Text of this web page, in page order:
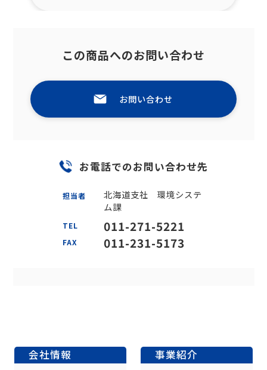
この商品へのお問い合わせ
お問い合わせ
お電話でのお問い合わせ先
担当者
北海道支社 環境システ
ム課
TEL 011-271-5221
FAX 011-231-5173
会社情報 事業紹介